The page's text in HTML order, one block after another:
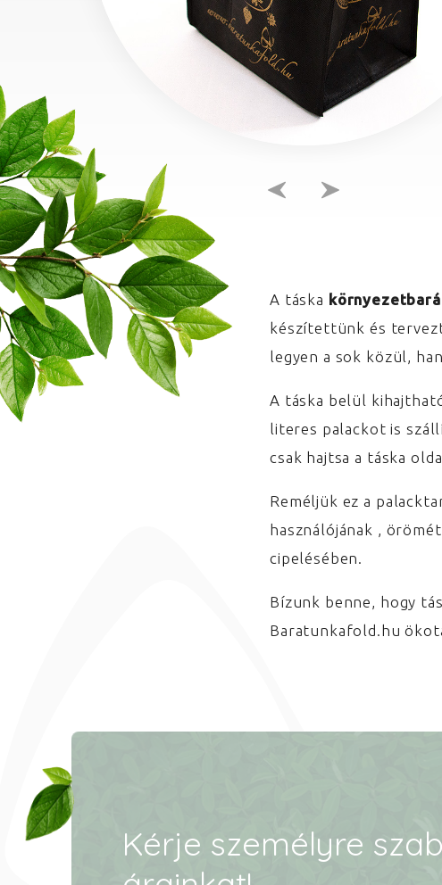
A táska
készítettünk és
legyen a sok közül,
A táska belül
literes palackot is
csak hajtsa a táska
Reméljük ez a
használójának ,
cipelésében.
Bízunk benne, hogy
Baratunkafold.hu
Kérje személyre